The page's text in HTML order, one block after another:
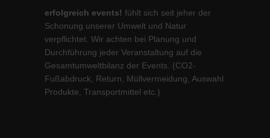
erfolgreich events! fühlt sich seit jeher der
Schonung unserer Umwelt und Natur
verpflichtet. Wir achten bei Planung und
Durchführung jeder Veranstaltung auf die
Gesamtumweltbilanz der Events. (CO2-
Fußabdruck, Return, Müllvermeidung, Auswahl
Produkte, Transportmittel etc.)